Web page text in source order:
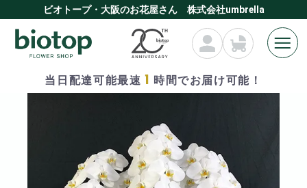
ビオトープ・大阪のお花屋さん 株式会社umbrella
当日配達可能最速 1 時間でお届け可能！